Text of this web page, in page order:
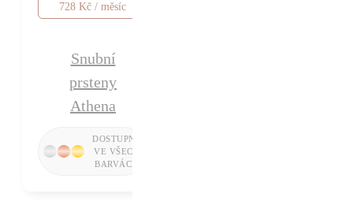
728 Kč / měsíc
Snubní
prsteny
Athena